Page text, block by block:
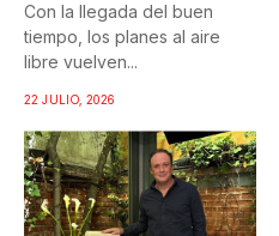
Con la llegada del buen
tiempo, los planes al aire
libre vuelven...
22 JULIO, 2026